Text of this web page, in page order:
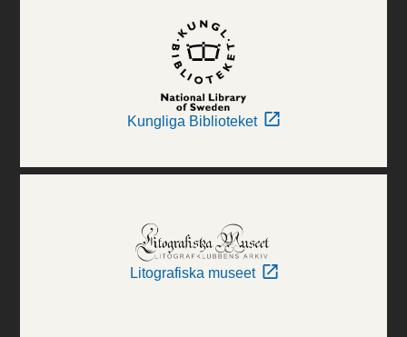
Kungliga Biblioteket
Litografiska museet